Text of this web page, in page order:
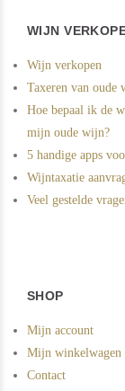
WIJN
Wijn verkopen
Taxeren van oude
Hoe bepaal ik de
mijn oude wijn?
5 handige apps
Wijntaxatie
Veel gestelde
SHOP
Mijn account
Mijn winkelwagen
Contact